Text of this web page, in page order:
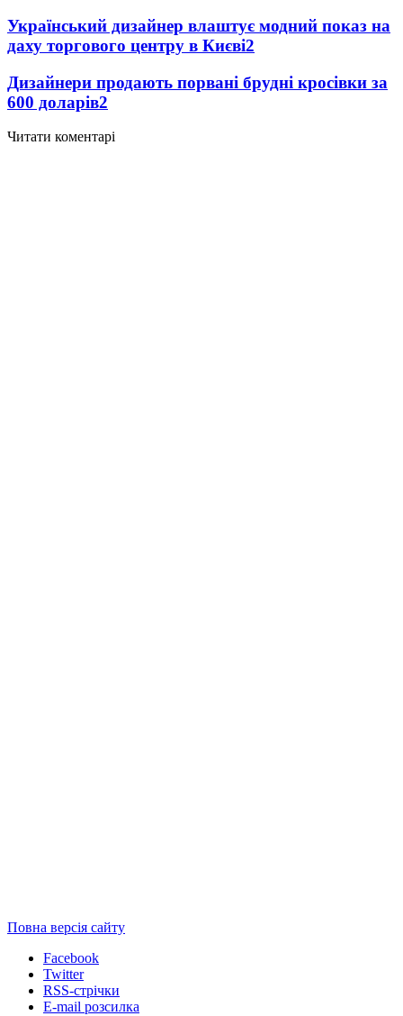
Український дизайнер влаштує модний показ на
даху торгового центру в Києві2
Дизайнери продають порвані брудні кросівки за
600 доларів2
Читати коментарі
Повна версія сайту
Facebook
Twitter
RSS-стрічки
E-mail розсилка